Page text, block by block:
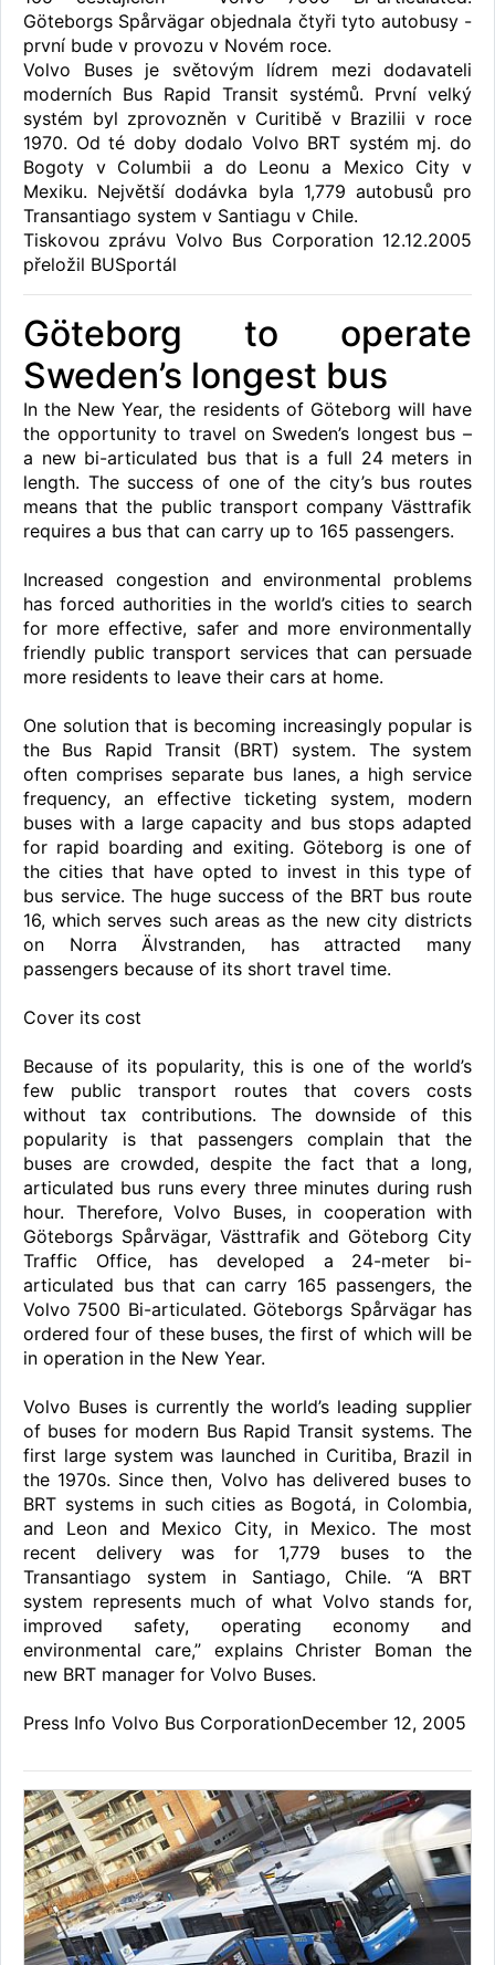
Göteborgs Spårvägar objednala čtyři tyto autobusy -
první bude v provozu v Novém roce.
Volvo Buses je světovým lídrem mezi dodavateli
moderních Bus Rapid Transit systémů. První velký
systém byl zprovozněn v Curitibě v Brazilii v roce
1970. Od té doby dodalo Volvo BRT systém mj. do
Bogoty v Columbii a do Leonu a Mexico City v
Mexiku. Největší dodávka byla 1,779 autobusů pro
Transantiago system v Santiagu v Chile.
Tiskovou zprávu Volvo Bus Corporation 12.12.2005
přeložil BUSportál
Göteborg to operate
Sweden’s longest bus
In the New Year, the residents of Göteborg will have
the opportunity to travel on Sweden’s longest bus –
a new bi-articulated bus that is a full 24 meters in
length. The success of one of the city’s bus routes
means that the public transport company Västtrafik
requires a bus that can carry up to 165 passengers.
Increased congestion and environmental problems
has forced authorities in the world’s cities to search
for more effective, safer and more environmentally
friendly public transport services that can persuade
more residents to leave their cars at home.
One solution that is becoming increasingly popular is
the Bus Rapid Transit (BRT) system. The system
often comprises separate bus lanes, a high service
frequency, an effective ticketing system, modern
buses with a large capacity and bus stops adapted
for rapid boarding and exiting. Göteborg is one of
the cities that have opted to invest in this type of
bus service. The huge success of the BRT bus route
16, which serves such areas as the new city districts
on Norra Älvstranden, has attracted many
passengers because of its short travel time.
Cover its cost
Because of its popularity, this is one of the world’s
few public transport routes that covers costs
without tax contributions. The downside of this
popularity is that passengers complain that the
buses are crowded, despite the fact that a long,
articulated bus runs every three minutes during rush
hour. Therefore, Volvo Buses, in cooperation with
Göteborgs Spårvägar, Västtrafik and Göteborg City
Traffic Office, has developed a 24-meter bi-
articulated bus that can carry 165 passengers, the
Volvo 7500 Bi-articulated. Göteborgs Spårvägar has
ordered four of these buses, the first of which will be
in operation in the New Year.
Volvo Buses is currently the world’s leading supplier
of buses for modern Bus Rapid Transit systems. The
first large system was launched in Curitiba, Brazil in
the 1970s. Since then, Volvo has delivered buses to
BRT systems in such cities as Bogotá, in Colombia,
and Leon and Mexico City, in Mexico. The most
recent delivery was for 1,779 buses to the
Transantiago system in Santiago, Chile. “A BRT
system represents much of what Volvo stands for,
improved safety, operating economy and
environmental care,” explains Christer Boman the
new BRT manager for Volvo Buses.
Press Info Volvo Bus CorporationDecember 12, 2005